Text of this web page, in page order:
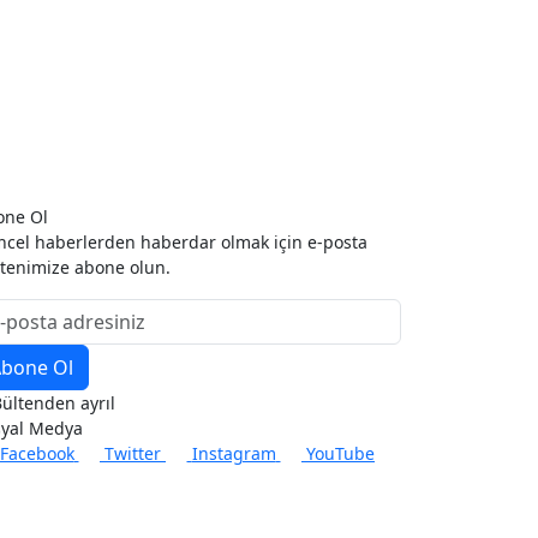
Ol
haberlerden haberdar olmak için e-posta
abone olun.
ayrıl
Medya
Facebook
Twitter Instagram YouTube